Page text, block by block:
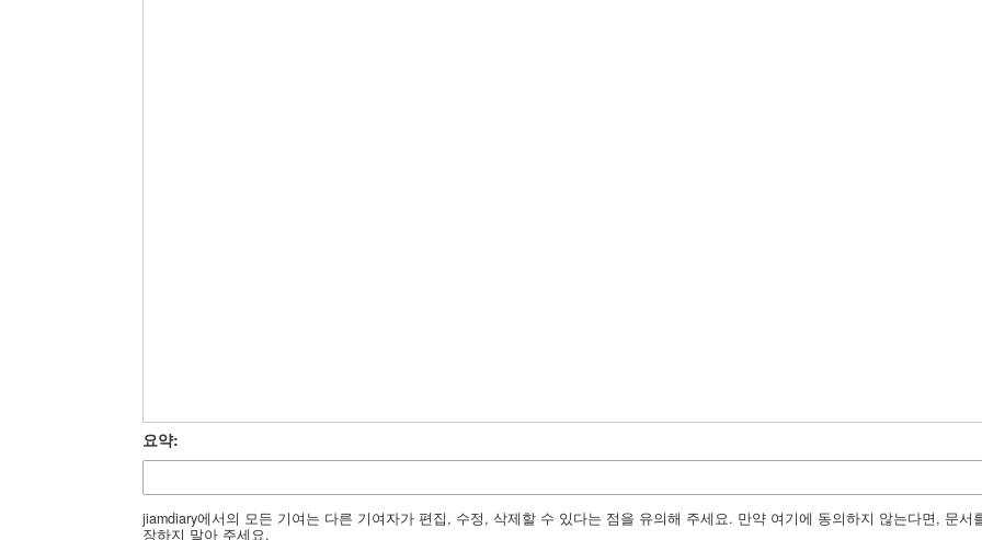
요약:
jiamdiary에서의 모든 기여는 다른 기여자가 편집, 수정, 삭제할 수 있다는 점을 유의해 주세요. 만약 여기에 동의하지 않는다면, 문서
장하지 말아 주세요.